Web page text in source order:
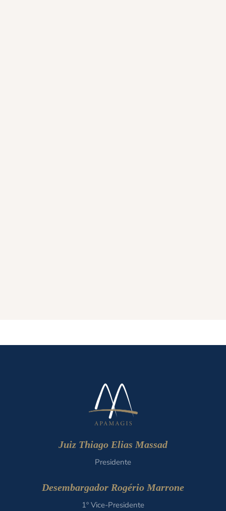
Juiz Thiago Elias Massad
Presidente
Desembargador Rogério Marrone
1º Vice-Presidente